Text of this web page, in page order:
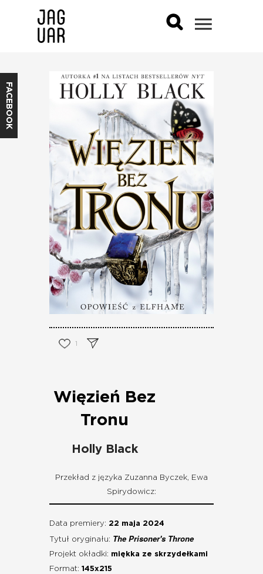
FACEBOOK
1
Więzień Bez
Tronu
Holly Black
Przekład z języka Zuzanna Byczek, Ewa
Spirydowicz:
Data premiery: 22 maja 2024
Tytuł oryginału: The Prisoner's Throne
Projekt okładki: miękka ze skrzydełkami
Format: 145x215